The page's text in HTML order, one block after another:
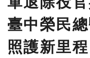
臺中榮民
照護新里程